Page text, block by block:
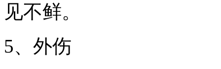
见不鲜。
5、外伤